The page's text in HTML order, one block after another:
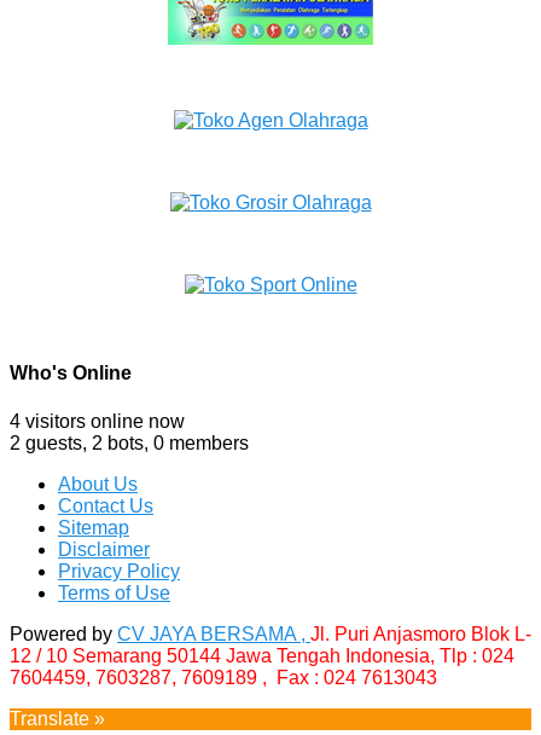
Who's Online
4 visitors online now
2 guests, 2 bots, 0 members
About Us
Contact Us
Sitemap
Disclaimer
Privacy Policy
Terms of Use
Powered by CV JAYA BERSAMA , Jl. Puri Anjasmoro Blok L-
12 / 10 Semarang 50144 Jawa Tengah Indonesia, Tlp : 024
7604459, 7603287, 7609189 , Fax : 024 7613043
Translate »